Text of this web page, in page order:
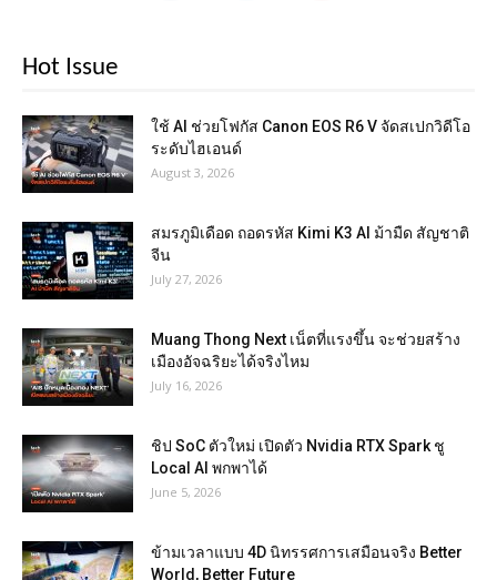
Hot Issue
ใช้ AI ช่วยโฟกัส Canon EOS R6 V จัดสเปกวิดีโอ
ระดับไฮเอนด์
August 3, 2026
สมรภูมิเดือด ถอดรหัส Kimi K3 AI ม้ามืด สัญชาติ
จีน
July 27, 2026
Muang Thong Next เน็ตที่แรงขึ้น จะช่วยสร้าง
เมืองอัจฉริยะได้จริงไหม
July 16, 2026
ชิป SoC ตัวใหม่ เปิดตัว Nvidia RTX Spark ชู
Local AI พกพาได้
June 5, 2026
ข้ามเวลาแบบ 4D นิทรรศการเสมือนจริง Better
World, Better Future